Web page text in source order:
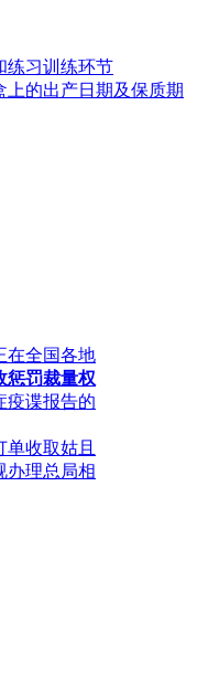
练习训练环节
上的出产日期及保质期
在全国各地
惩罚裁量权
疫谍报告的
收取姑且
办理总局相